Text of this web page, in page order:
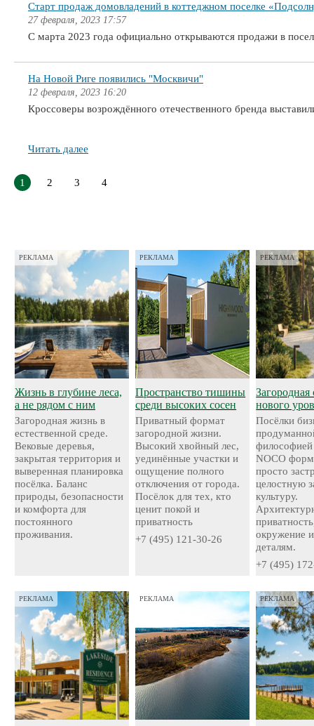
Старт продаж домовладений в коттеджном поселке
27 февраля, 2023 17:57
С марта 2023 года официально открываются продажи в
На Новой Риге появились "Москвичи"
12 февраля, 2023 16:20
Кроссоверы возрождённого отечественного бренда
Читать далее
1 2 3 4
РЕКЛАМА
Жизнь в глубине леса,
а не рядом с ним
Загородная жизнь в
естественной среде.
Вековые деревья,
закрытая территория и
выверенная планировка
посёлка. Баланс
природы, безопасности
и комфорта для
постоянного
проживания.
РЕКЛАМА
Пространство тишины
среди высоких сосен
Приватный формат
загородной жизни.
Высокий хвойный лес,
уединённые участки и
ощущение полного
отключения от города.
Посёлок для тех, кто
ценит покой и
приватность
+7 (495) 121-30-26
РЕКЛАМА
Загородная
нового
Посёлки
NOCO
просто
целостную
культуру.
окружение
деталям.
+7 (495)
РЕКЛАМА РЕКЛАМА РЕКЛАМА